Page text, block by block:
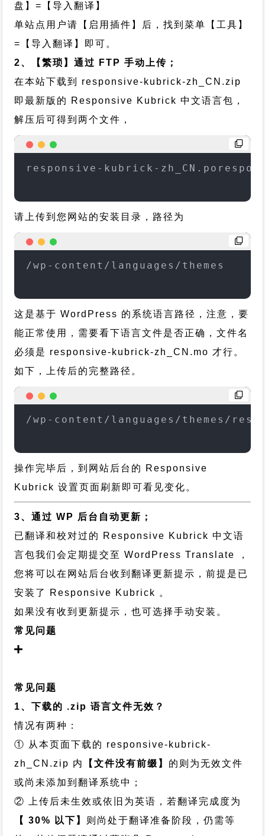
盘】=【导入翻译】
单站点用户请【启用插件】后，找到菜单【工具】
=【导入翻译】即可。
2、【繁琐】通过 FTP 手动上传；
在本站下载到 responsive-kubrick-zh_CN.zip
即最新版的 Responsive Kubrick 中文语言包，
解压后可得到两个文件，
responsive-kubrick-
请上传到您网站的安装目录，路径为
/wp-content/languages/themes
这是基于 WordPress 的系统语言路径，注意，要
能正常使用，需要看下语言文件是否正确，文件名
必须是 responsive-kubrick-zh_CN.mo 才行。
如下，上传后的完整路径。
/wp-content/languages/themes/
操作完毕后，到网站后台的 Responsive
Kubrick 设置页面刷新即可看见变化。
3、通过 WP 后台自动更新；
已翻译和校对过的 Responsive Kubrick 中文语
言包我们会定期提交至 WordPress Translate ，
您将可以在网站后台收到翻译更新提示，前提是已
安装了 Responsive Kubrick 。
如果没有收到更新提示，也可选择手动安装。
常见问题
常见问题
1、下载的 .zip 语言文件无效？
情况有两种：
① 从本页面下载的 responsive-kubrick-
zh_CN.zip 内
【文件没有前缀】 的则为无效文件
或尚未添加到翻译系统中；
② 上传后未生效或依旧为英语，若翻译完成度为
【 30% 以下】 则尚处于翻译准备阶段，仍需等